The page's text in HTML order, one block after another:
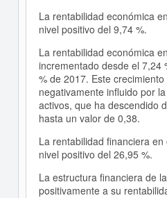
La rentabilidad económica
nivel positivo del 9,74 %.
La rentabilidad económica
incrementado desde el 7,24
% de 2017. Este
negativamente influido por
activos, que ha descendido
hasta un valor de 0,38.
La rentabilidad financiera
nivel positivo del 26,95 %.
La estructura financiera de
positivamente a su